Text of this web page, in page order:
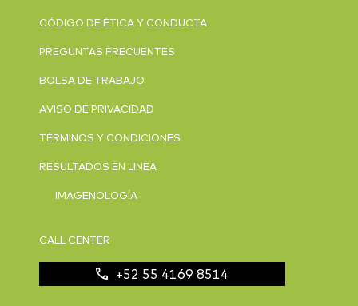
CÓDIGO DE ÉTICA Y CONDUCTA
PREGUNTAS FRECUENTES
BOLSA DE TRABAJO
AVISO DE PRIVACIDAD
TÉRMINOS Y CONDICIONES
RESULTADOS EN LINEA
IMAGENOLOGÍA
CALL CENTER
+52 55 4169 8514